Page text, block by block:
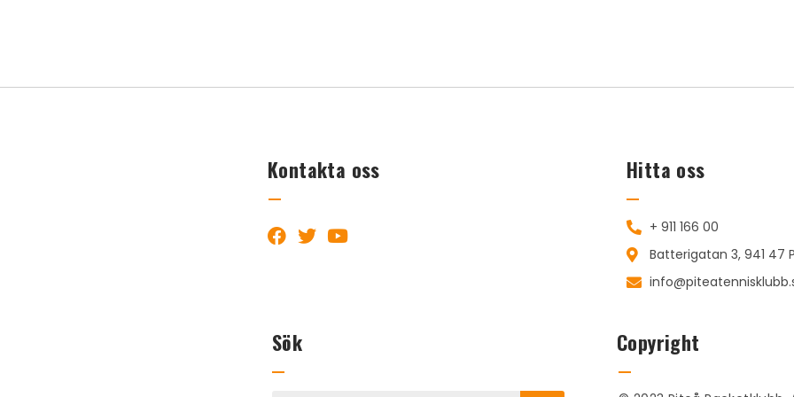
Kontakta oss Hitta oss
+ 911 166 00
Batterigatan 3, 941 47
Sök Copyright